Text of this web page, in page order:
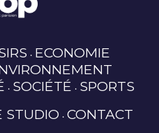
ECONOMIE
SOCIÉTÉ SPORTS
STUDIO CONTACT